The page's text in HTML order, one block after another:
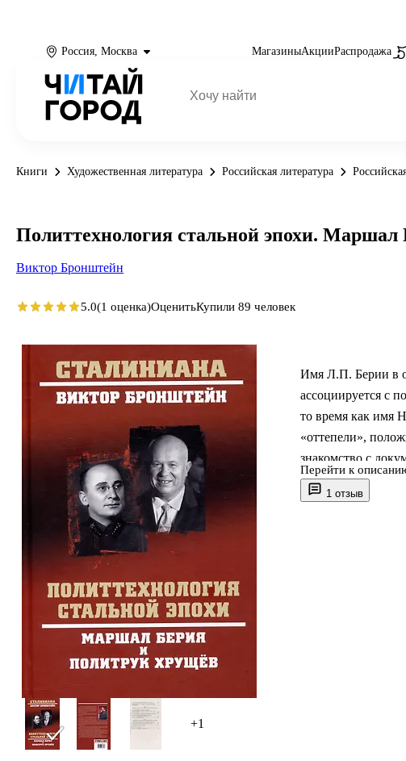
Россия, Москва МагазиныАкцииРаспродажа
Книги Художественная литература Российская литература
+1
1 отзыв
Имя Л.П. Берии в
ассоциируется с
то время как имя
«оттепели»,
знакомство с
оценок этих
жертв террора и
Перейти к
Политтехнология стальной эпохи.
Виктор Бронштейн
5.0(1 оценка)ОценитьКупили 89 человек